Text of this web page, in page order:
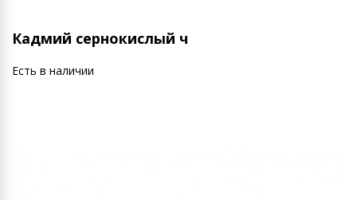
Кадмий сернокислый ч
Есть в наличии